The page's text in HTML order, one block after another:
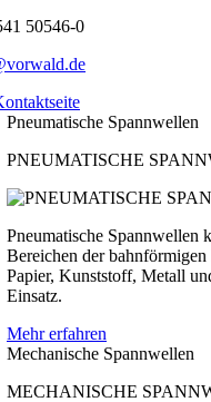
50546-0
Pneumatische Spannwellen
PNEUMATISCHE
Pneumatische Spannwellen
Bereichen der
Papier, Kunststoff, Metall
Einsatz.
Mehr erfahren
Mechanische Spannwellen
MECHANISCHE